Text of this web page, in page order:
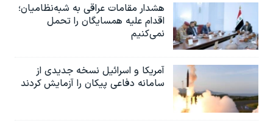
هشدار مقامات عراقی به شبه‌نظامیان؛
اقدام علیه همسایگان را تحمل
نمی‌کنیم
آمریکا و اسرائیل نسخه جدیدی از
سامانه دفاعی پیکان را آزمایش کردند